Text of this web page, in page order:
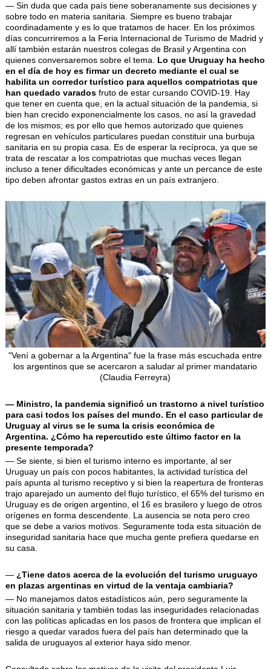
— Sin duda que cada país tiene soberanamente sus decisiones y
sobre todo en materia sanitaria. Siempre es bueno trabajar
coordinadamente y es lo que tratamos de hacer. En los próximos
días concurriremos a la Feria Internacional de Turismo de Madrid y
allí también estarán nuestros colegas de Brasil y Argentina con
quienes conversaremos sobre el tema. Lo que Uruguay ha hecho
en el día de hoy es firmar un decreto mediante el cual se
habilita un corredor turístico para aquellos compatriotas que
han quedado varadosfruto de estar cursando COVID-19. Hay
que tener en cuenta que, en la actual situación de la pandemia, si
bien han crecido exponencialmente los casos, no así la gravedad
de los mismos; es por ello que hemos autorizado que quienes
regresan en vehículos particulares puedan constituir una burbuja
sanitaria en su propia casa. Es de esperar la recíproca, ya que se
trata de rescatar a los compatriotas que muchas veces llegan
incluso a tener dificultades económicas y ante un percance de este
tipo deben afrontar gastos extras en un país extranjero.
"Vení a gobernar a la Argentina" fue la frase más escuchada entre
los argentinos que se acercaron a saludar al primer mandatario
(Claudia Ferreyra)
— Ministro, la pandemia significó un trastorno a nivel turístico
para casi todos los países del mundo. En el caso particular de
Uruguay al virus se le suma la crisis económica de
Argentina. ¿Cómo ha repercutido este último factor en la
presente temporada?
— Se siente, si bien el turismo interno es importante, al ser
Uruguay un país con pocos habitantes, la actividad turística del
país apunta al turismo receptivo y si bien la reapertura de fronteras
trajo aparejado un aumento del flujo turístico, el 65% del turismo en
Uruguay es de origen argentino, el 16 es brasilero y luego de otros
orígenes en forma descendente. La ausencia se nota pero creo
que se debe a varios motivos. Seguramente toda esta situación de
inseguridad sanitaria hace que mucha gente prefiera quedarse en
su casa.
— ¿Tiene datos acerca de la evolución del turismo uruguayo
en plazas argentinas en virtud de la ventaja cambiaria?
— No manejamos datos estadísticos aún, pero seguramente la
situación sanitaria y también todas las inseguridades relacionadas
con las políticas aplicadas en los pasos de frontera que implican el
riesgo a quedar varados fuera del país han determinado que la
salida de uruguayos al exterior haya sido menor.